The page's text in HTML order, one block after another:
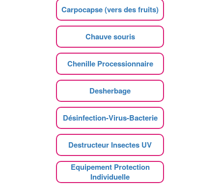
Carpocapse (vers des fruits)
Chauve souris
Chenille Processionnaire
Desherbage
Désinfection-Virus-Bacterie
Destructeur Insectes UV
Equipement Protection
Individuelle